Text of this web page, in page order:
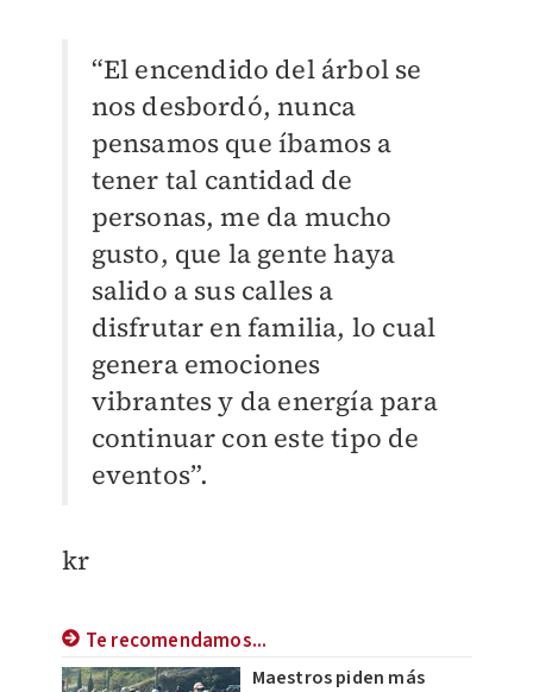
“El encendido del árbol se
nos desbordó, nunca
pensamos que íbamos a
tener tal cantidad de
personas, me da mucho
gusto, que la gente haya
salido a sus calles a
disfrutar en familia, lo cual
genera emociones
vibrantes y da energía para
continuar con este tipo de
eventos”.
kr
Te recomendamos...
Maestros piden más